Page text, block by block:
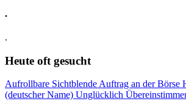
.
.
Heute oft gesucht
Aufrollbare Sichtblende Auftrag an der Börse
(deutscher Name) Unglücklich